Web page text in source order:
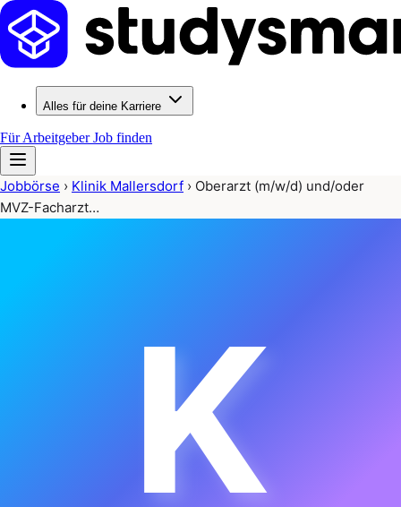
Alles für deine Karriere
Für ArbeitgeberJob finden
Jobbörse › Klinik Mallersdorf › Oberarzt (m/w/d) und/oder
MVZ-Facharzt…
K